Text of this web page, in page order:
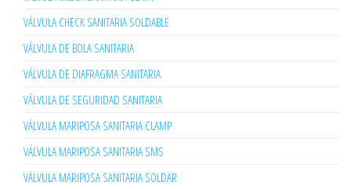
VÁLVULA CHECK SANITARIA SOLDABLE
VÁLVULA DE BOLA SANITARIA
VÁLVULA DE DIAFRAGMA SANITARIA
VÁLVULA DE SEGURIDAD SANITARIA
VÁLVULA MARIPOSA SANITARIA CLAMP
VÁLVULA MARIPOSA SANITARIA SMS
VÁLVULA MARIPOSA SANITARIA SOLDAR